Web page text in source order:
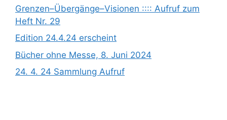
Grenzen­­­–Übergänge­­­–Visionen :::: Aufruf zum
Heft Nr. 29
Edition 24.4.24 erscheint
Bücher ohne Messe, 8. Juni 2024
24. 4. 24 Sammlung Aufruf